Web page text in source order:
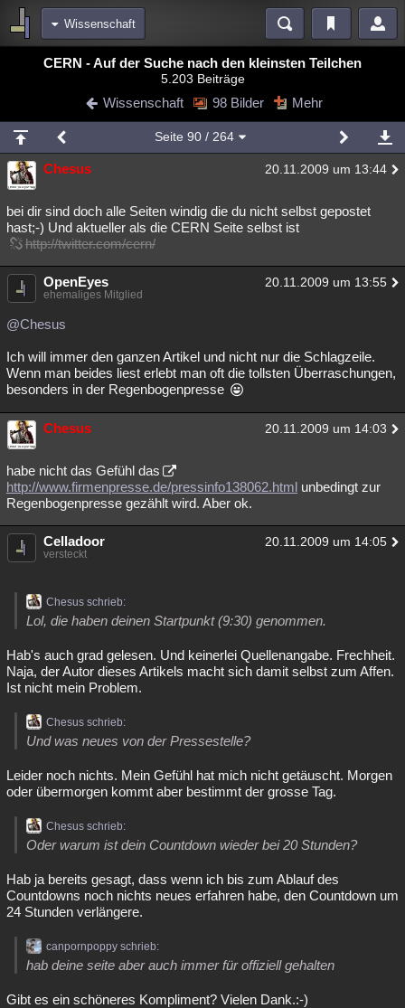
Wissenschaft
Bereiche
Blogs Videos
Chat Wiki Neuigkeiten
meine Rubriken
Menschen Mystery Kriminalfälle
Spiritualität Verschwörungen Technologie Ufologie
Natur Umfragen Unterhaltung
weitere Rubriken
Philosophie Träume
Musik Clash Verbesserungen Allmystery English
Übersichten
Besucht Teilgenommen Geschlossen
CERN - Auf der Suche nach den kleinsten Teilchen
5.203 Beiträge
Wissenschaft 98 Bilder Mehr
Seite 90/ 264
Chesus 20.11.2009 um 13:44
bei dir sind doch alle Seiten windig die du nicht selbst gepostet
hast;-) Und aktueller als die CERN Seite selbst ist
http://twitter.com/cern/
OpenEyes 20.11.2009 um 13:55
ehemaliges Mitglied
@Chesus
Ich will immer den ganzen Artikel und nicht nur die Schlagzeile.
Wenn man beides liest erlebt man oft die tollsten Überraschungen,
besonders in der Regenbogenpresse
Chesus 20.11.2009 um 14:03
habe nicht das Gefühl das
http://www.firmenpresse.de/pressinfo138062.html unbedingt zur
Regenbogenpresse gezählt wird. Aber ok.
Celladoor 20.11.2009 um 14:05
versteckt
Chesus schrieb:
Lol, die haben deinen Startpunkt (9:30) genommen.
Hab's auch grad gelesen. Und keinerlei Quellenangabe. Frechheit.
Naja, der Autor dieses Artikels macht sich damit selbst zum Affen.
Ist nicht mein Problem.
Chesus schrieb:
Und was neues von der Pressestelle?
Leider noch nichts. Mein Gefühl hat mich nicht getäuscht. Morgen
oder übermorgen kommt aber bestimmt der grosse Tag.
Chesus schrieb:
Oder warum ist dein Countdown wieder bei 20 Stunden?
Hab ja bereits gesagt, dass wenn ich bis zum Ablauf des
Countdowns noch nichts neues erfahren habe, den Countdown um
24 Stunden verlängere.
canpornpoppy schrieb:
hab deine seite aber auch immer für offiziell gehalten
Gibt es ein schöneres Kompliment? Vielen Dank.:-)